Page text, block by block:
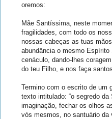
oremos:
Mãe Santíssima, neste
fragilidades, com todo os
nossas cabeças as tuas
abundância o mesmo
cenáculo, dando-lhes
do teu Filho, e nos faça
Termino com o escrito de um
texto intitulado: “o segredo
imaginação, fechar os olhos
vós mesmos, no santuário